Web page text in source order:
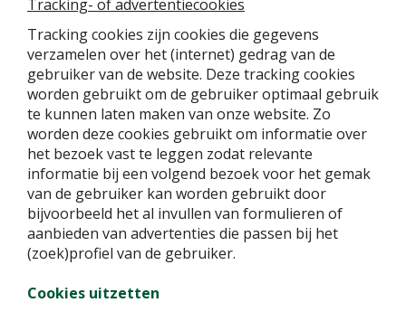
Tracking- of advertentiecookies
Tracking cookies zijn cookies die gegevens
verzamelen over het (internet) gedrag van de
gebruiker van de website. Deze tracking cookies
worden gebruikt om de gebruiker optimaal gebruik
te kunnen laten maken van onze website. Zo
worden deze cookies gebruikt om informatie over
het bezoek vast te leggen zodat relevante
informatie bij een volgend bezoek voor het gemak
van de gebruiker kan worden gebruikt door
bijvoorbeeld het al invullen van formulieren of
aanbieden van advertenties die passen bij het
(zoek)profiel van de gebruiker.
Cookies uitzetten